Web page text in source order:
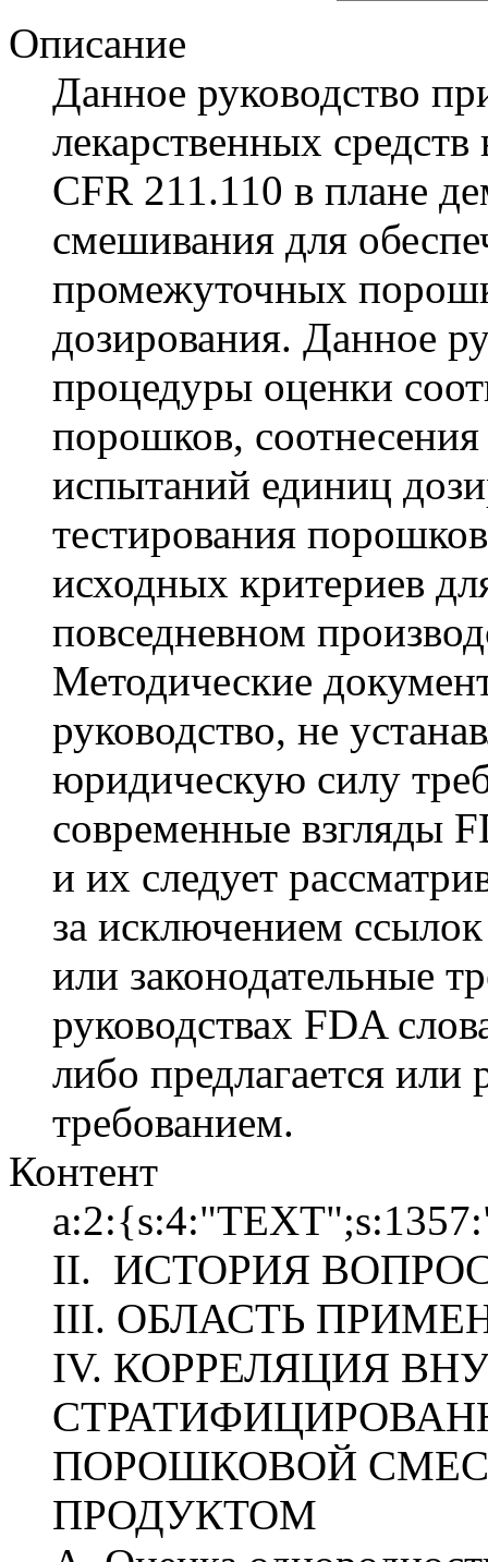
Описание
Данное руководство
лекарственных
CFR 211.110 в плане
смешивания для
промежуточных
дозирования. Данное
процедуры оценки
порошков,
испытаний единиц
тестирования
исходных критериев
повседневном
Методические
руководство, не
юридическую силу
современные взгляды
и их следует
за исключением
или законодательные
руководствах FDA
либо предлагается или
требованием.
Контент
II. ИСТОРИЯ
III. ОБЛАСТЬ
IV. КОРРЕЛЯЦИЯ
ПОРОШКОВОЙ
ПРОДУКТОМ